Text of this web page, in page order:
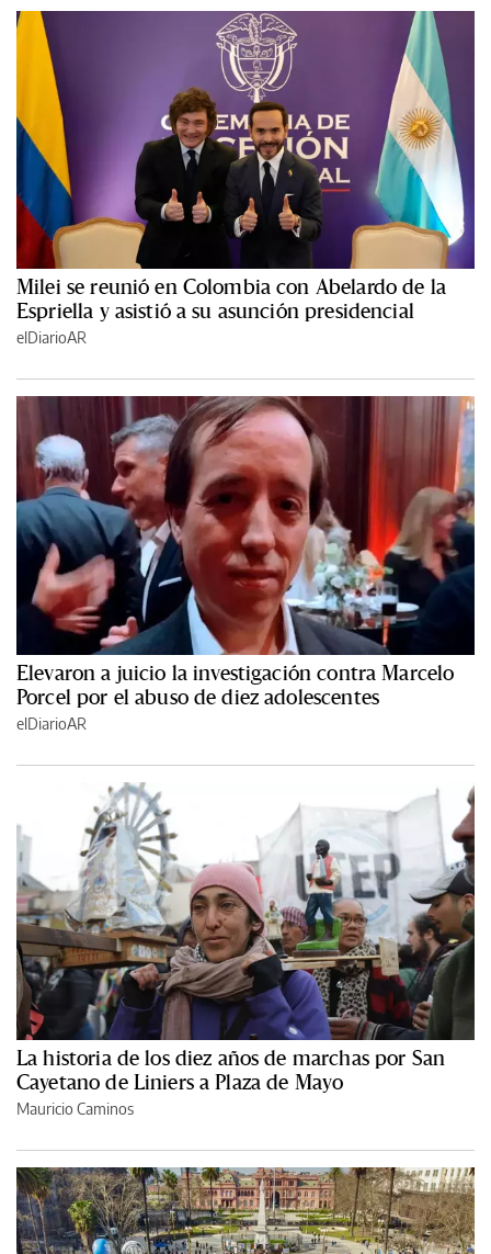
Milei se reunió en Colombia con Abelardo de la
Espriella y asistió a su asunción presidencial
elDiarioAR
Elevaron a juicio la investigación contra Marcelo
Porcel por el abuso de diez adolescentes
elDiarioAR
La historia de los diez años de marchas por San
Cayetano de Liniers a Plaza de Mayo
Mauricio Caminos